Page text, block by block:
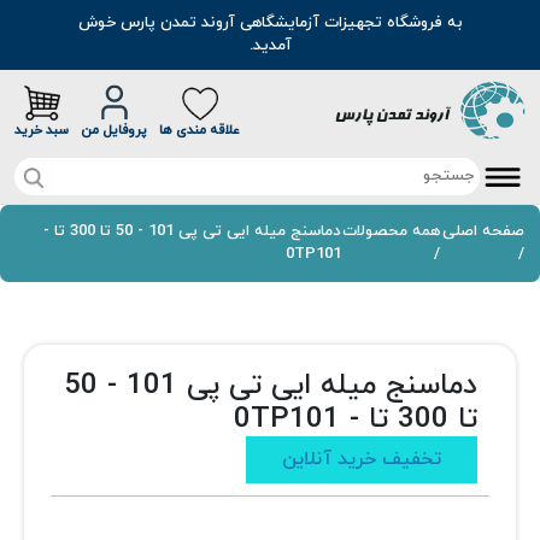
به فروشگاه تجهیزات آزمایشگاهی آروند تمدن پارس خوش
آمدید.
علاقه مندی ها پروفایل من سبد خرید
صفحه اصلی
تخفیف خرید آنلاین
موادشیمیایی
رنگ
اسانس
مطالب
سوالات متداول
درباره ما
صفحه اصلی
/
همه محصولات
/
دماسنج میله ایی تی پی 101 - 50 تا 300 تا -
0TP101
دماسنج میله ایی تی پی 101 - 50
تا 300 تا - 0TP101
تخفیف خرید آنلاین